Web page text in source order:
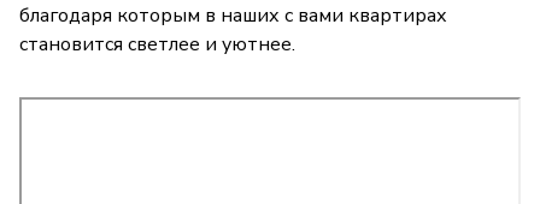
благодаря которым в наших с вами квартирах
становится светлее и уютнее.